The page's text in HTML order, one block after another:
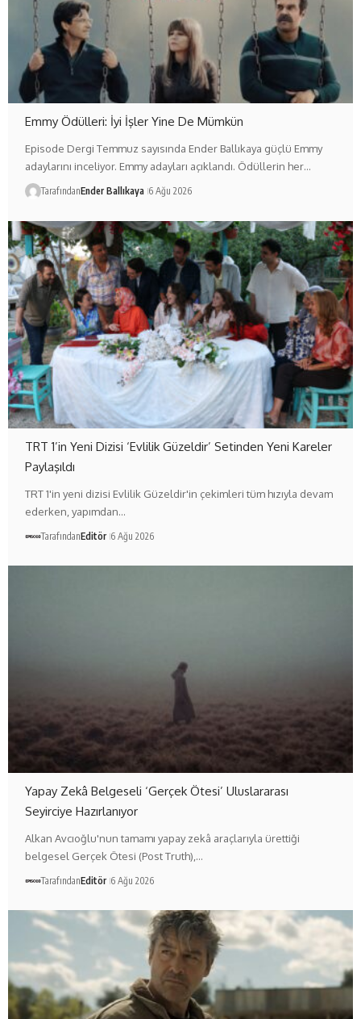
Emmy Ödülleri: İyi İşler Yine De Mümkün
Episode Dergi Temmuz sayısında Ender Ballıkaya güçlü Emmy
adaylarını inceliyor. Emmy adayları açıklandı. Ödüllerin her…
TarafındanEnder Ballıkaya 6 Ağu 2026
TRT 1’in Yeni Dizisi ‘Evlilik Güzeldir’ Setinden Yeni Kareler
Paylaşıldı
TRT 1'in yeni dizisi Evlilik Güzeldir'in çekimleri tüm hızıyla devam
ederken, yapımdan…
TarafındanEditör 6 Ağu 2026
Yapay Zekâ Belgeseli ‘Gerçek Ötesi’ Uluslararası
Seyirciye Hazırlanıyor
Alkan Avcıoğlu'nun tamamı yapay zekâ araçlarıyla ürettiği
belgesel Gerçek Ötesi (Post Truth),…
TarafındanEditör 6 Ağu 2026